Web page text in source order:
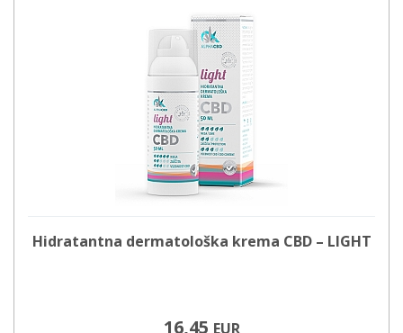
Hidratantna dermatološka krema CBD – LIGHT
16,45 EUR